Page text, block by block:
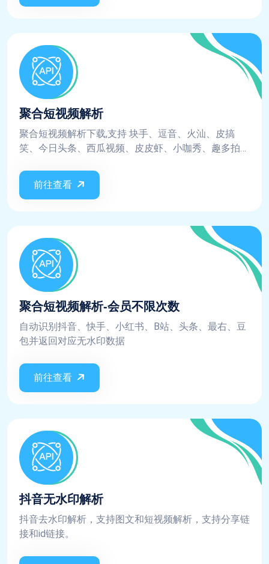
聚合短视频解析
聚合短视频解析下载,支持 块手、逗音、火汕、皮搞
笑、今日头条、西瓜视频、皮皮虾、小咖秀、趣多拍、
全民K歌、刷宝、WIDE短视频、小红书、哔哩哔哩、
最右、皮皮搞笑、vue blog、全民小视频、轻视频、UC
前往查看
聚合短视频解析-会员不限次数
自动识别抖音、快手、小红书、B站、头条、最右、豆
包并返回对应无水印数据
前往查看
抖音无水印解析
抖音去水印解析，支持图文和短视频解析，支持分享链
接和id链接。